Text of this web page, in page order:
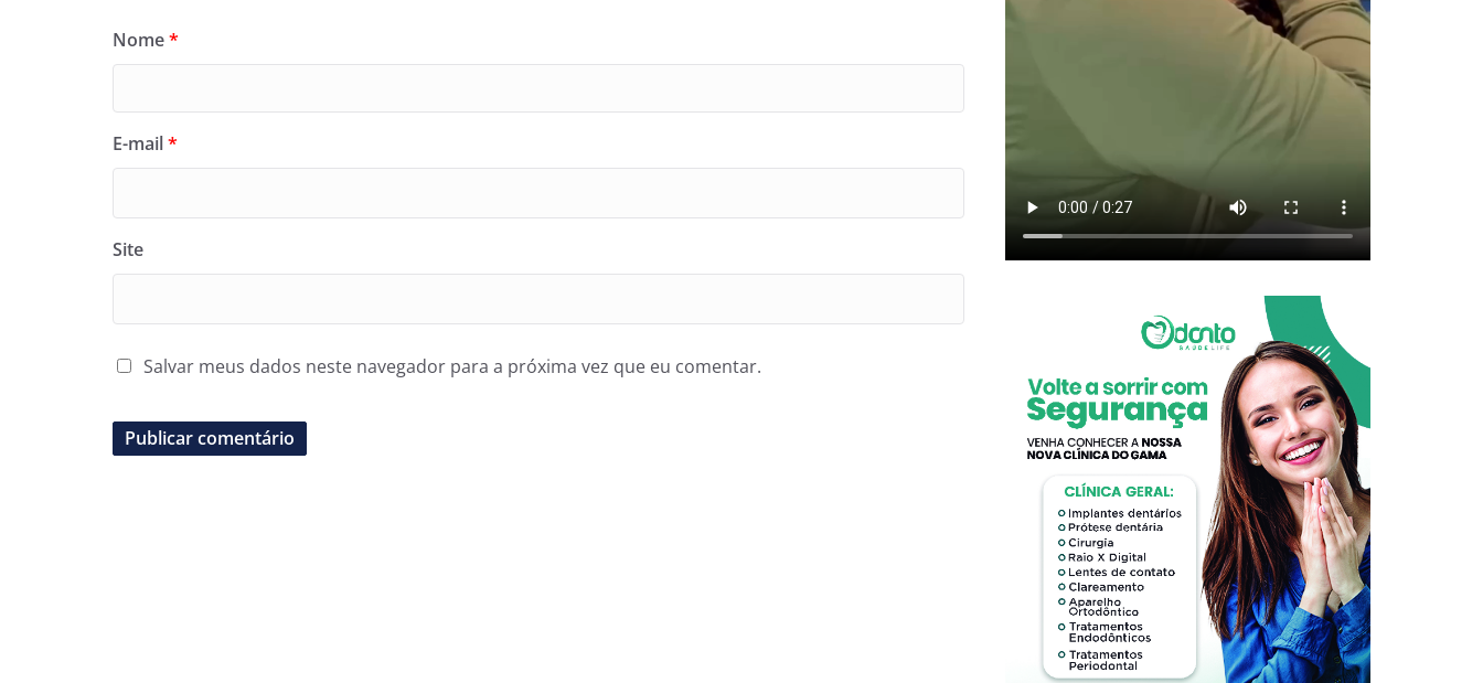
Nome*
E-mail*
Site
Salvar meus dados neste navegador para a próxima vez que eu comentar.